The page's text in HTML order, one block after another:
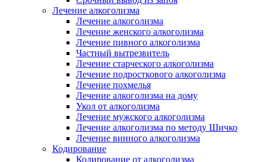
Лечение алкоголизма
Лечение алкоголизма
Лечение женского алкоголизма
Лечение пивного алкоголизма
Частный вытрезвитель
Лечение старческого алкоголизма
Лечение подросткового алкоголизма
Лечение похмелья
Лечение алкоголизма на дому
Укол от алкоголизма
Лечение мужского алкоголизма
Лечение алкоголизма по методу Шичко
Лечение винного алкоголизма
Кодирование
Кодирование от алкоголизма